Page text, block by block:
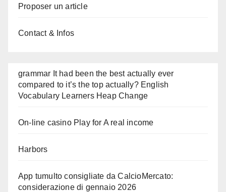
Proposer un article
Contact & Infos
grammar It had been the best actually ever
compared to it’s the top actually? English
Vocabulary Learners Heap Change
On-line casino Play for A real income
Harbors
App tumulto consigliate da CalcioMercato:
considerazione di gennaio 2026